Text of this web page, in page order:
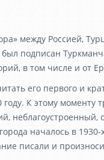
между Россией,
подписан
в том числе и от
его первого и
году. К этому
началось в
писали и